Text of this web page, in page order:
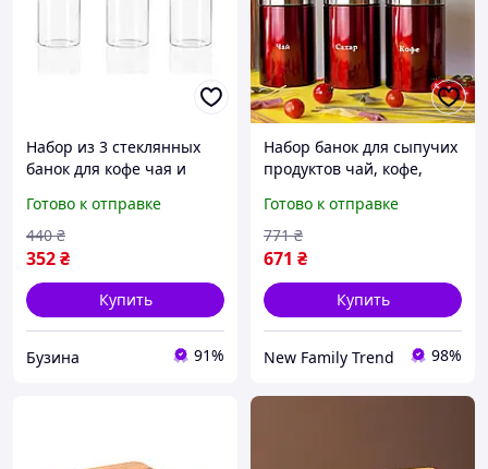
Набор из 3 стеклянных
банок для кофе чая и
Готово к отправке
352₴
440 ₴
Купить
Бузина 91%
Набор банок для сыпучих
продуктов чай, кофе,
143 Набор емкостей для
сыпучих продуктов
Готово к отправке
671 ₴
771 ₴
Купить
New Family Trend 98%